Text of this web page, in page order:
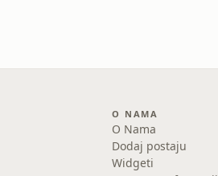
O NAMA
O Nama
Dodaj postaju
Widgeti